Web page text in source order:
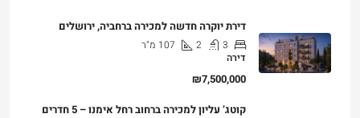
דירת יוקרה חדשה למכירה ברחביה, ירושלים
3
2
107 מ"ר
דירה
₪7,500,000
קוטג’ עליון למכירה ברחוב רחל אימנו – 5 חדרים